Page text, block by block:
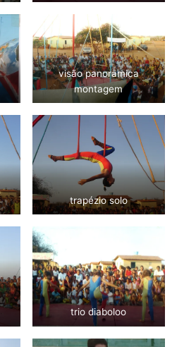
visão panorâmica
montagem
trapézio solo
trio diaboloo